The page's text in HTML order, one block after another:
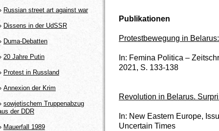
Publikationen
Protestbewegung in
In: Femina Politica –
2021, S. 133-138
Revolution in Belarus.
In: New Eastern Europe,
Uncertain Times
Russian street art against war
Dissens in der UdSSR
Duma-Debatten
20 Jahre Putin
Protest in Russland
Annexion der Krim
sowjetischem Truppenabzug
der DDR
Mauerfall 1989